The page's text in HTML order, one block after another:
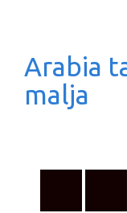
Arabia
malja